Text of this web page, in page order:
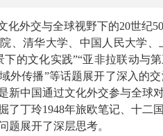
外交与全球视野下的20世纪
清华大学、中国人民大学、
的文化实践”“亚非拉联动与
外传播”等话题展开了深入的
新中国通过文化外交参与全球
丁玲1948年旅欧笔记、十二
题展开了深层思考。